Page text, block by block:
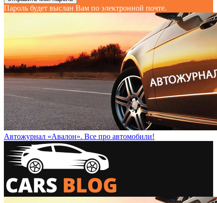
Пароль будет выслан Вам по электронной почте.
Автожурнал «Авалон». Все про автомобили!